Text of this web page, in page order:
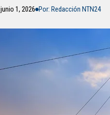
junio 1, 2026 Por: Redacción NTN24